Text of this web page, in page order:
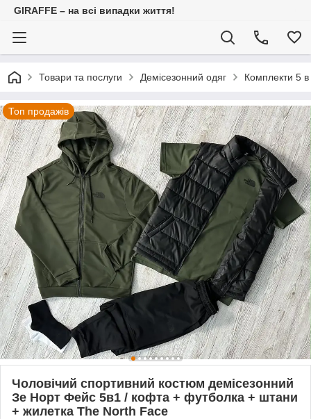
GIRAFFE – на всі випадки життя!
Товари та послуги Демісезонний одяг Комплекти 5 в
Топ продажів
Чоловічий спортивний костюм демісезонний
Зе Норт Фейс 5в1 / кофта + футболка + штани
+ жилетка The North Face